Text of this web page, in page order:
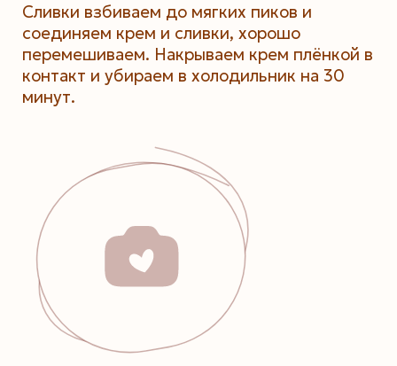
Сливки взбиваем до мягких пиков и
соединяем крем и сливки, хорошо
перемешиваем. Накрываем крем плёнкой в
контакт и убираем в холодильник на 30
минут.